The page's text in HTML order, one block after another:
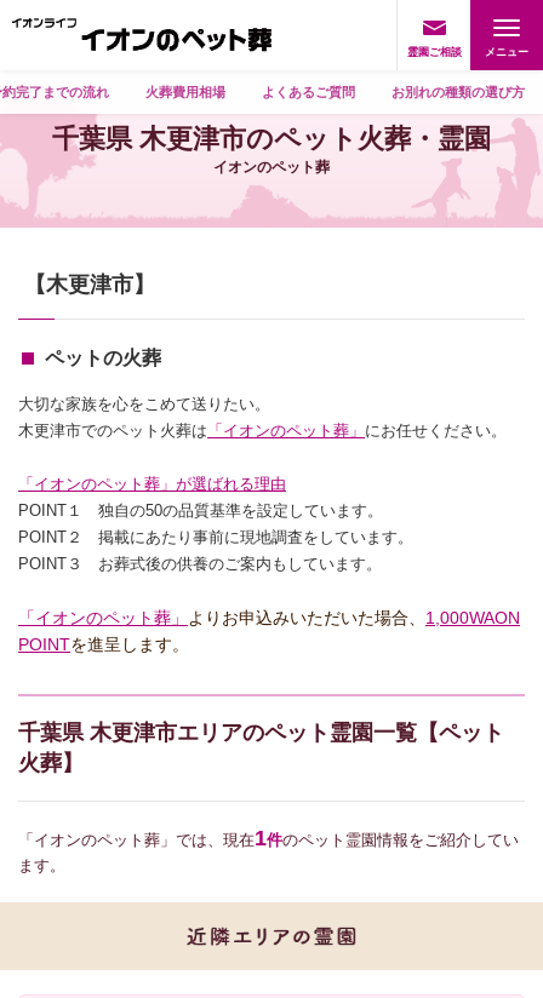
霊園ご相談
約完了までの流れ 火葬費用相場 よくあるご質問 お別れの種類の選び方
千葉県 木更津市のペット火葬・霊園
イオンのペット葬
【木更津市】
ペットの火葬
大切な家族を心をこめて送りたい。
木更津市でのペット火葬は 「イオンのペット葬」 にお任せください。
「イオンのペット葬」が選ばれる理由
POINT１ 独自の50の品質基準を設定しています。
POINT２ 掲載にあたり事前に現地調査をしています。
POINT３ お葬式後の供養のご案内もしています。
「イオンのペット葬」 よりお申込みいただいた場合、 1,000WAON
POINTを進呈します。
千葉県 木更津市エリアのペット霊園一覧【ペット
火葬】
「イオンのペット葬」では、現在1件のペット霊園情報をご紹介してい
ます。